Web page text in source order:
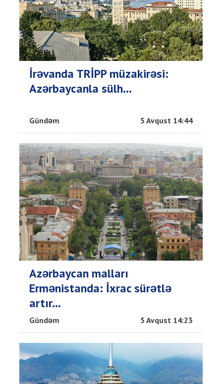
İrəvanda TRİPP müzakirəsi:
Azərbaycanla sülh...
Gündəm 5 Avqust 14:44
Azərbaycan malları
Ermənistanda: İxrac sürətlə
artır...
Gündəm 5 Avqust 14:23